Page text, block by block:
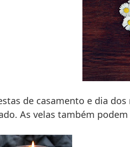
de casamento e dia
As velas também